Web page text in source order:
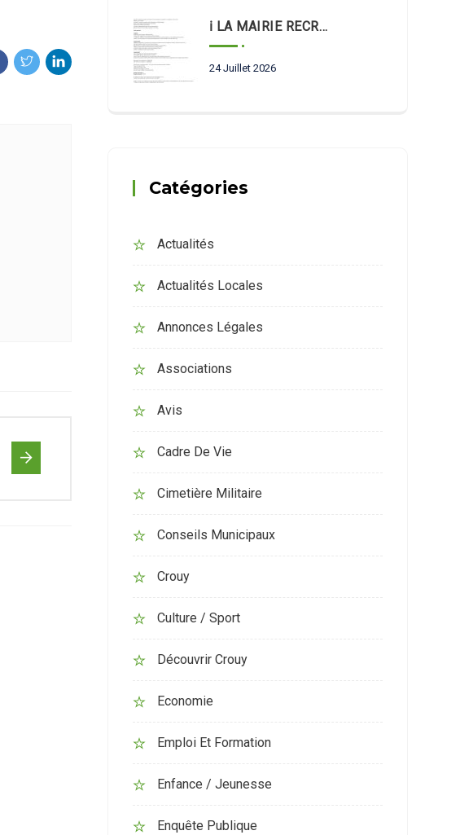
ℹ️ LA MAIRIE RECRUTE 📣
24 Juillet 2026
Catégories
Actualités
Actualités Locales
Annonces Légales
Associations
Avis
Cadre De Vie
Cimetière Militaire
Conseils Municipaux
Crouy
Culture / Sport
Découvrir Crouy
Economie
Emploi Et Formation
Enfance / Jeunesse
Enquête Publique